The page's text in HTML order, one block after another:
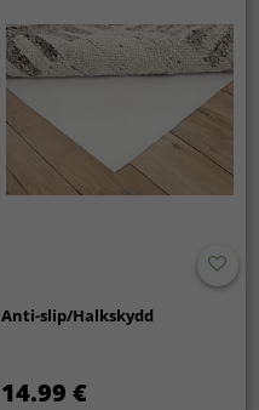
Anti-slip/Halkskydd
14.99 €